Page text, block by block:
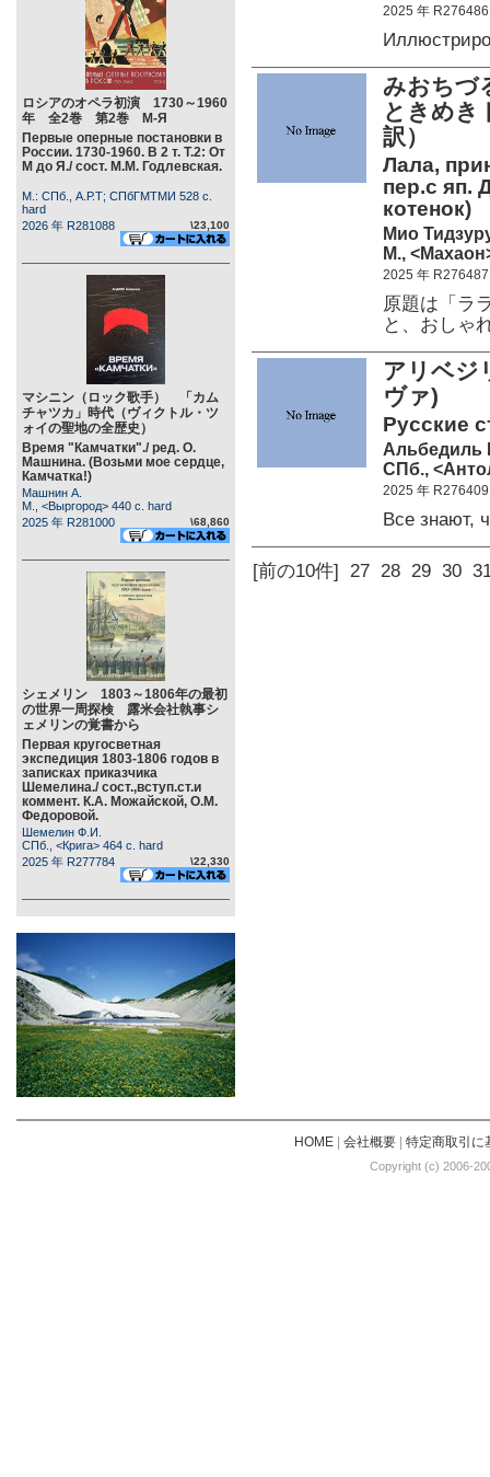
ロシアのオペラ初演 1730～1960
年 全2巻 第2巻 М-Я
Первые оперные постановки в
России. 1730-1960. В 2 т. Т.2: От
М до Я./ сост. М.М. Годлевская.
М.: СПб., А.Р.Т; СПбГМТМИ 528 c.
hard
2026 年 R281088
\23,100
マシニン（ロック歌手） 「カム
チャツカ」時代（ヴィクトル・ツ
ォイの聖地の全歴史）
Время "Камчатки"./ ред. О.
Машнина. (Возьми мое сердце,
Камчатка!)
Машнин А.
М., <Выргород> 440 c. hard
2025 年 R281000
\68,860
シェメリン 1803～1806年の最初
の世界一周探検 露米会社執事シ
ェメリンの覚書から
Первая кругосветная
экспедиция 1803-1806 годов в
записках приказчика
Шемелина./ сост.,вступ.ст.и
коммент. К.А. Можайской, О.М.
Федоровой.
Шемелин Ф.И.
СПб., <Крига> 464 c. hard
2025 年 R277784
\22,330
2025 年 R276486
みおち
ときめ
訳）
Лала,
пер.с яп.
котенок)
Мио
М.,
2025 年 R276487
原題は「ラ
と、おしゃ
アリベ
ヴァ)
Русские
Альбедиль
СПб.,
2025 年 R276409
Все знают,
[前の10件] 27 28 29 30
HOME| 会社概要| 特定商取引に
Copyright (c) 2006-